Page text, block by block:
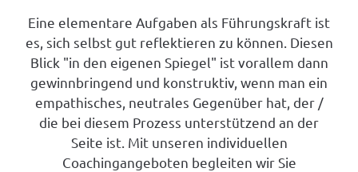
Eine elementare Aufgaben als Führungskraft ist
es, sich selbst gut reflektieren zu können. Diesen
Blick "in den eigenen Spiegel" ist vorallem dann
gewinnbringend und konstruktiv, wenn man ein
empathisches, neutrales Gegenüber hat, der /
die bei diesem Prozess unterstützend an der
Seite ist. Mit unseren individuellen
Coachingangeboten begleiten wir Sie